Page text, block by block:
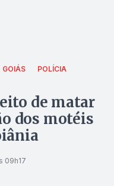
GOIÁS
POLÍCIA
de matar
dos motéis
09h17